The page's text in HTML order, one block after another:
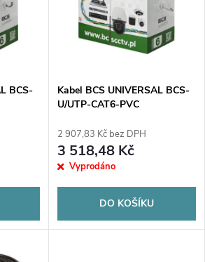
BCS-
Kabel BCS UNIVERSAL BCS-
U/UTP-CAT6-PVC
2 907,83 Kč bez DPH
3 518,48 Kč
Vyprodáno
DO KOŠÍKU